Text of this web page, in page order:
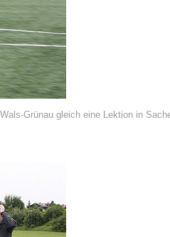
Grünau gleich eine Lektion in